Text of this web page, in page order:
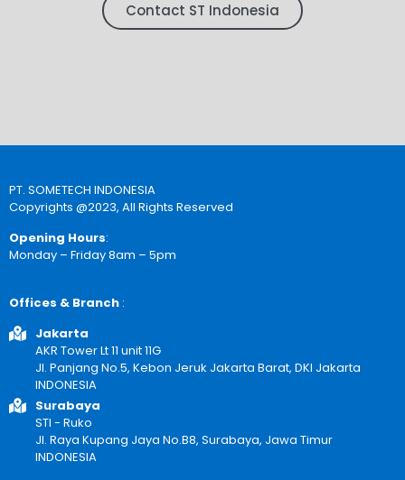
Contact ST Indonesia
PT. SOMETECH INDONESIA
Copyrights @2023, All Rights Reserved
Opening Hours:
Monday – Friday 8am – 5pm
Offices & Branch :
Jakarta
AKR Tower Lt 11 unit 11G
Jl. Panjang No.5, Kebon Jeruk Jakarta Barat, DKI Jakarta
INDONESIA
Surabaya
STI - Ruko
Jl. Raya Kupang Jaya No.B8, Surabaya, Jawa Timur
INDONESIA